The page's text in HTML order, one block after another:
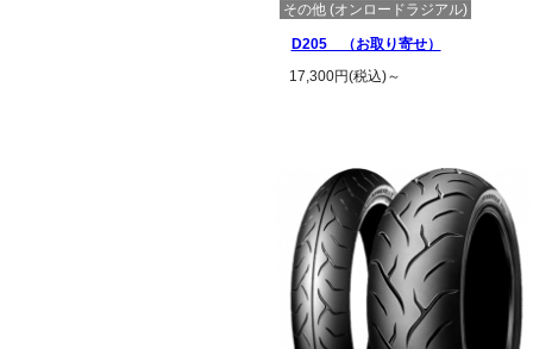
その他 (オンロードラジアル)
D205 （お取り寄せ）
17,300円(税込)～